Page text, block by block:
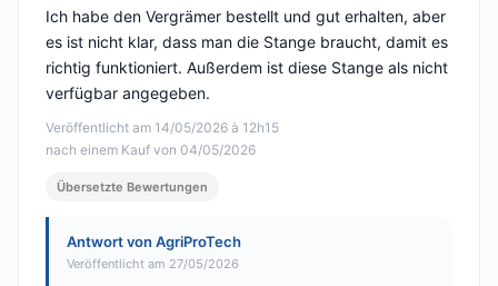
Veröffentlicht am 14/05/2026 à 12h15
nach einem Kauf von 04/05/2026
Ich habe den Vergrämer bestellt und gut erhalten, aber
es ist nicht klar, dass man die Stange braucht, damit es
richtig funktioniert. Außerdem ist diese Stange als nicht
verfügbar angegeben.
Übersetzte Bewertungen
Antwort von AgriProTech
Veröffentlicht am 27/05/2026